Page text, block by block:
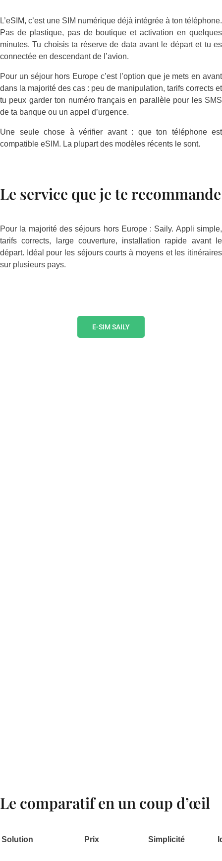
L’eSIM, c’est une SIM numérique déjà intégrée à ton téléphone.
Pas de plastique, pas de boutique et activation en quelques
minutes. Tu choisis ta réserve de data avant le départ et tu es
connectée en descendant de l’avion.
Pour un séjour hors Europe c’est l’option que je mets en avant
dans la majorité des cas : peu de manipulation, tarifs corrects et
tu peux garder ton numéro français en parallèle pour les SMS
de ta banque ou un appel d’urgence.
Une seule chose à vérifier avant : que ton téléphone est
compatible eSIM. La plupart des modèles récents le sont.
Le service que je te recommande
Pour la majorité des séjours hors Europe : Saily. Appli simple,
tarifs corrects, large couverture, installation rapide avant le
départ. Idéal pour les séjours courts à moyens et les itinéraires
sur plusieurs pays.
E-SIM SAILY
Le comparatif en un coup d’œil
Solution Prix Simplicité